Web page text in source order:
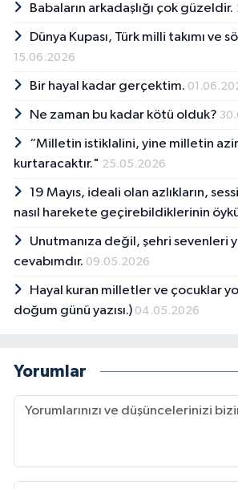
Babaların arkadaşlığı çok güzeldir.
Dünya Kupası, Türk milli takımı ve
15.06.2026
Bir hayal kadar gerçektim.
Ne zaman bu kadar kötü olduk?
“Milletin istiklalini, yine milletin
kurtaracaktır." 25.05.2026
19 Mayıs, ideali olan azlıkların,
nasıl harekete geçirebildiklerinin
Unutmanıza değil, şehri sevenleri
cevabımdır. 09.05.2026
Hayal kuran milletler ve çocuklar
doğum günü yazısı.) 04.05.2026
Yorumlar